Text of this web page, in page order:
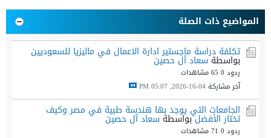
المواضيع ذات الصلة
تكلفة دراسة ماجستير ادارة الاعمال في ماليزيا للسعوديين
بواسطةسعاد آل حصين
ردود 0
65 مشاهدات
آخر مشاركة04-16-2026, 05:07 PM
الجامعات التي يوجد بها هندسة طبية في مصر وكيف
تختار الأفضلبواسطة سعاد آل حصين
ردود 0
71 مشاهدات